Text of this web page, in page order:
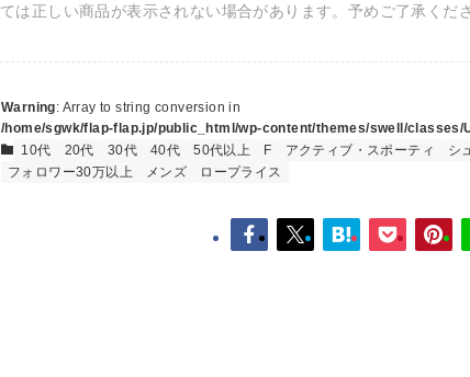
ては正しい商品が表示されない場合があります。予めご了承くださ
Warning: Array to string conversion in
/home/sgwk/flap-flap.jp/public_html/wp-content/themes/swell/classes/
10代
20代 30代 40代 50代以上 F アクティブ・スポーティ シ
フォロワー30万以上
メンズ ロープライス